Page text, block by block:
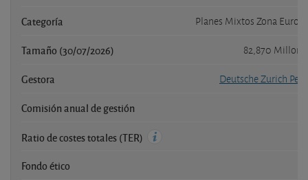
Categoría Planes Mixtos Zona Euro
Tamaño (30/07/2026) 82,870
Gestora Deutsche Zurich
Comisión anual de gestión
Ratio de costes totales (TER)
Fondo ético